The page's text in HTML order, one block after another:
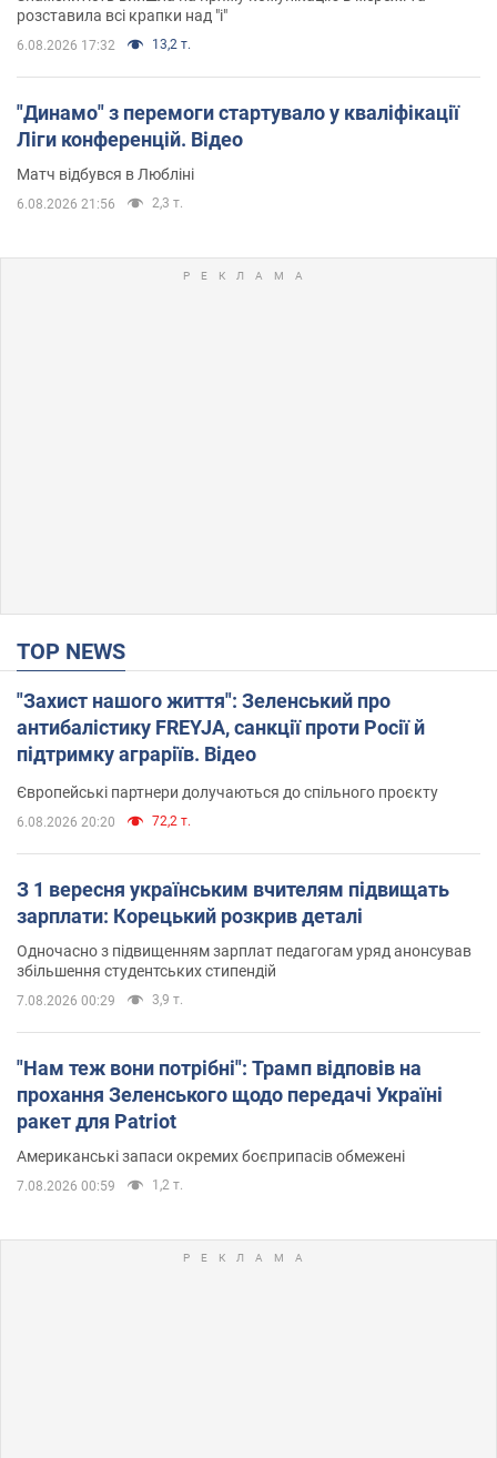
розставила всі крапки над "і"
6.08.2026 17:32 13,2 т.
"Динамо" з перемоги стартувало у кваліфікації
Ліги конференцій. Відео
Матч відбувся в Любліні
6.08.2026 21:56 2,3 т.
TOP NEWS
"Захист нашого життя": Зеленський про
антибалістику FREYJA, санкції проти Росії й
підтримку аграріїв. Відео
Європейські партнери долучаються до спільного проєкту
6.08.2026 20:20 72,2 т.
З 1 вересня українським вчителям підвищать
зарплати: Корецький розкрив деталі
Одночасно з підвищенням зарплат педагогам уряд анонсував
збільшення студентських стипендій
7.08.2026 00:29 3,9 т.
"Нам теж вони потрібні": Трамп відповів на
прохання Зеленського щодо передачі Україні
ракет для Patriot
Американські запаси окремих боєприпасів обмежені
7.08.2026 00:59 1,2 т.